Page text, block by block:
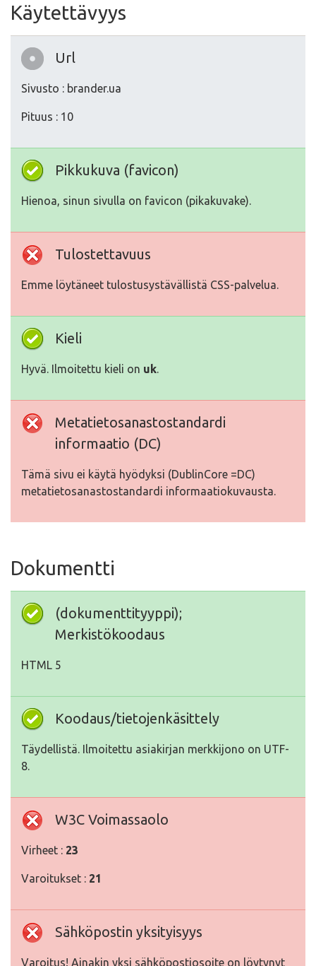
Käytettävyys
Url
Sivusto : brander.ua
Pituus : 10
Pikkukuva (favicon)
Hienoa, sinun sivulla on favicon (pikakuvake).
Tulostettavuus
Emme löytäneet tulostusystävällistä CSS-palvelua.
Kieli
Hyvä. Ilmoitettu kieli on uk.
Metatietosanastostandardi
informaatio (DC)
Tämä sivu ei käytä hyödyksi (DublinCore =DC)
metatietosanastostandardi informaatiokuvausta.
Dokumentti
(dokumenttityyppi);
Merkistökoodaus
HTML 5
Koodaus/tietojenkäsittely
Täydellistä. Ilmoitettu asiakirjan merkkijono on UTF-
8.
W3C Voimassaolo
Virheet : 23
Varoitukset : 21
Sähköpostin yksityisyys
Varoitus! Ainakin yksi sähköpostiosoite on löytynyt